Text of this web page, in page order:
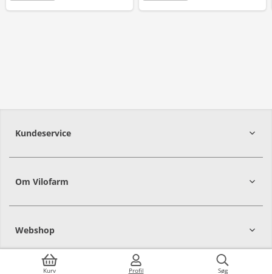
Kurv Profil Søg
Kundeservice
Om Vilofarm
Webshop